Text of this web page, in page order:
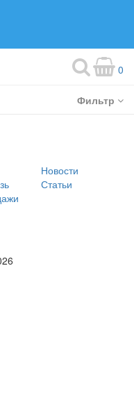
0
Фильтр
Новости
Статьи